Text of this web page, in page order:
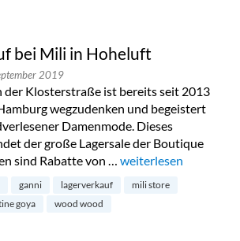
bei Mili in Hoheluft
2019
der Klosterstraße ist bereits seit 2013
wegzudenken und begeistert
Damenmode. Dieses
der große Lagersale der Boutique
sind Rabatte von … „Lagerverkauf bei
weiterlesen
ganni lagerverkauf
mili store
goya wood wood